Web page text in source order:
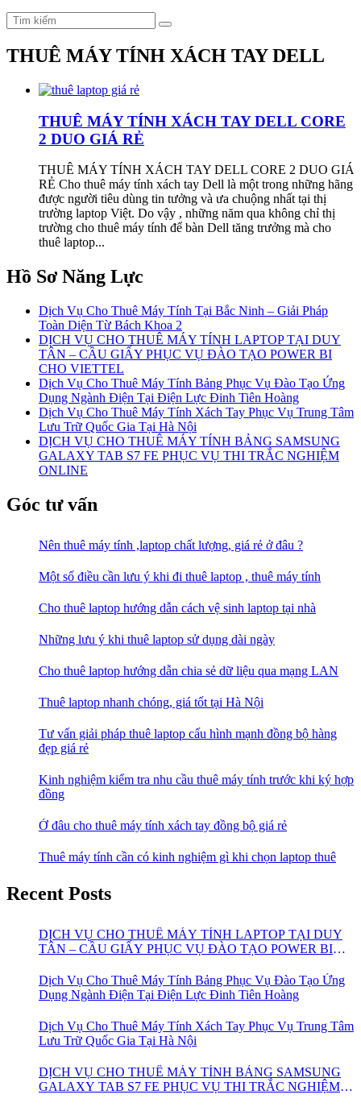
THUÊ MÁY TÍNH XÁCH TAY DELL
THUÊ MÁY TÍNH XÁCH TAY DELL CORE
2 DUO GIÁ RẺ
THUÊ MÁY TÍNH XÁCH TAY DELL CORE 2 DUO GIÁ
RẺ Cho thuê máy tính xách tay Dell là một trong những hãng
được người tiêu dùng tin tưởng và ưa chuộng nhất tại thị
trường laptop Việt. Do vậy , những năm qua không chỉ thị
trường cho thuê máy tính để bàn Dell tăng trưởng mà cho
thuê laptop...
Hồ Sơ Năng Lực
Dịch Vụ Cho Thuê Máy Tính Tại Bắc Ninh – Giải Pháp
Toàn Diện Từ Bách Khoa 2
DỊCH VỤ CHO THUÊ MÁY TÍNH LAPTOP TẠI DUY
TÂN – CẦU GIẤY PHỤC VỤ ĐÀO TẠO POWER BI
CHO VIETTEL
Dịch Vụ Cho Thuê Máy Tính Bảng Phục Vụ Đào Tạo Ứng
Dụng Ngành Điện Tại Điện Lực Đinh Tiên Hoàng
Dịch Vụ Cho Thuê Máy Tính Xách Tay Phục Vụ Trung Tâm
Lưu Trữ Quốc Gia Tại Hà Nội
DỊCH VỤ CHO THUÊ MÁY TÍNH BẢNG SAMSUNG
GALAXY TAB S7 FE PHỤC VỤ THI TRẮC NGHIỆM
ONLINE
Góc tư vấn
Nên thuê máy tính ,laptop chất lượng, giá rẻ ở đâu ?
Một số điều cần lưu ý khi đi thuê laptop , thuê máy tính
Cho thuê laptop hướng dẫn cách vệ sinh laptop tại nhà
Những lưu ý khi thuê laptop sử dụng dài ngày
Cho thuê laptop hướng dẫn chia sẻ dữ liệu qua mạng LAN
Thuê laptop nhanh chóng, giá tốt tại Hà Nội
Tư vấn giải pháp thuê laptop cấu hình mạnh đồng bộ hàng
đẹp giá rẻ
Kinh nghiệm kiểm tra nhu cầu thuê máy tính trước khi ký hợp
đồng
Ở đâu cho thuê máy tính xách tay đồng bộ giá rẻ
Thuê máy tính cần có kinh nghiệm gì khi chọn laptop thuê
Recent Posts
DỊCH VỤ CHO THUÊ MÁY TÍNH LAPTOP TẠI DUY
TÂN – CẦU GIẤY PHỤC VỤ ĐÀO TẠO POWER BI
Dịch Vụ Cho Thuê Máy Tính Bảng Phục Vụ Đào Tạo Ứng
Dụng Ngành Điện Tại Điện Lực Đinh Tiên Hoàng
Dịch Vụ Cho Thuê Máy Tính Xách Tay Phục Vụ Trung Tâm
Lưu Trữ Quốc Gia Tại Hà Nội
DỊCH VỤ CHO THUÊ MÁY TÍNH BẢNG SAMSUNG
GALAXY TAB S7 FE PHỤC VỤ THI TRẮC NGHIỆM